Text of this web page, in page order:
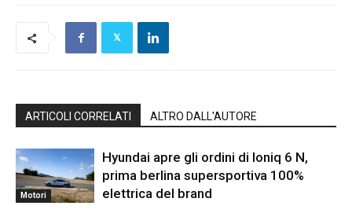
ARTICOLI CORRELATI ALTRO DALL'AUTORE
Motori
Hyundai apre gli ordini di Ioniq 6 N,
prima berlina supersportiva 100%
elettrica del brand